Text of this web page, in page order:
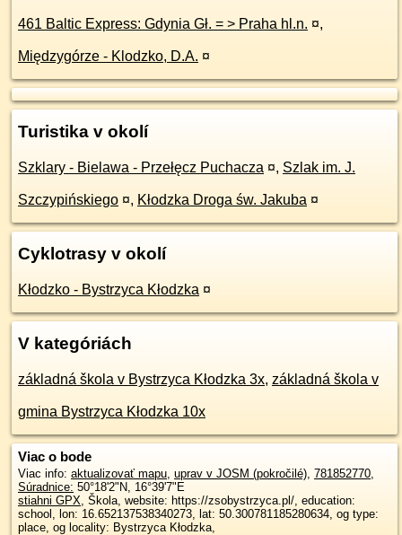
461 Baltic Express: Gdynia Gł. = > Praha hl.n. ¤,
Międzygórze - Klodzko, D.A. ¤
Turistika v okolí
Szklary - Bielawa - Przełęcz Puchacza ¤, Szlak im. J.
Szczypińskiego ¤, Kłodzka Droga św. Jakuba ¤
Cyklotrasy v okolí
Kłodzko - Bystrzyca Kłodzka ¤
V kategóriách
základná škola v Bystrzyca Kłodzka 3x, základná škola v
gmina Bystrzyca Kłodzka 10x
Viac o bode
Viac info: aktualizovať mapu, uprav v JOSM (pokročilé), 781852770,
Súradnice: 50°18'2"N, 16°39'7"E
stiahni GPX, Škola, website: https://zsobystrzyca.pl/, education:
school, lon: 16.652137538340273, lat: 50.300781185280634, og type:
place, og locality: Bystrzyca Kłodzka,